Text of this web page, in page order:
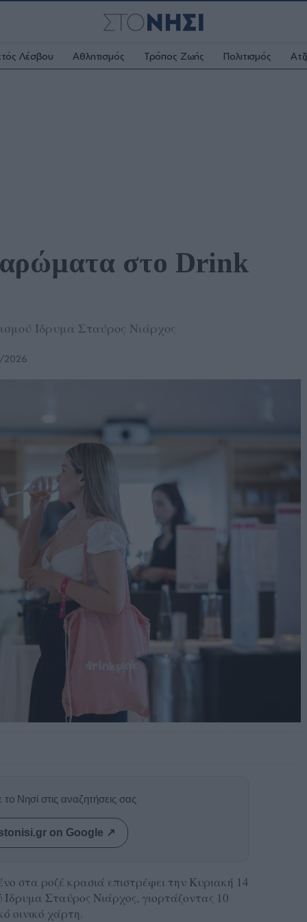
Λέσβου Αθλητισμός Τρόπος Ζωής Πολιτισμός
αρώματα στο Drink
Ίδρυμα Σταύρος Νιάρχος
2026
Νησί στις αναζητήσεις σας
on Google ↗
στα ροζέ κρασιά επιστρέφει την Κυριακή 14
Ίδρυμα Σταύρος Νιάρχος, γιορτάζοντας 10
οινικό χάρτη.